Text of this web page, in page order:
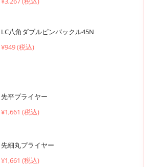
LC八角ダブルピンバックル45N
¥949 (税込)
先平プライヤー
¥1,661 (税込)
先細丸プライヤー
¥1,661 (税込)